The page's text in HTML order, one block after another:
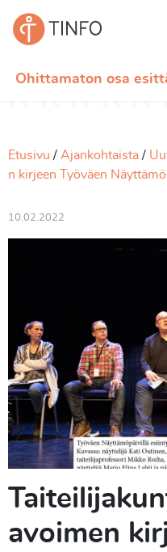
Ohittamaton osa
Etusivu Ajankohtaista
n kirjeen Työväen
10.02.2022
avoimen